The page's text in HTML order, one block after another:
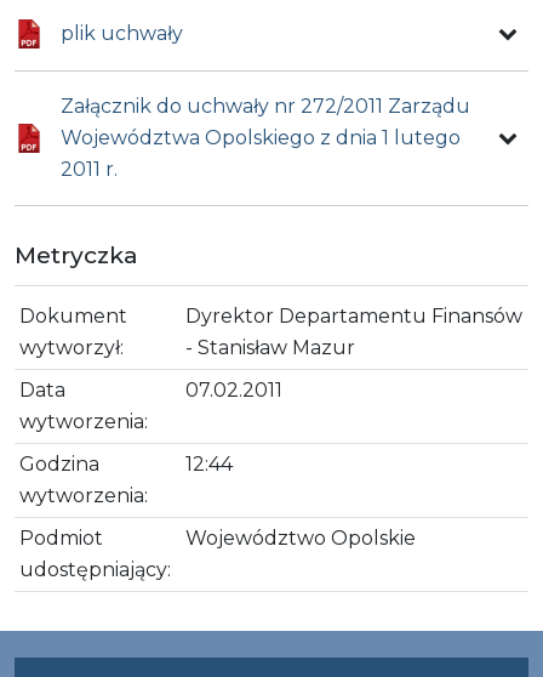
plik uchwały
Załącznik do uchwały nr 272/2011 Zarządu
Województwa Opolskiego z dnia 1 lutego
2011 r.
Metryczka
Dokument
wytworzył:
Dyrektor Departamentu Finansów
- Stanisław Mazur
Data
wytworzenia:
07.02.2011
Godzina
wytworzenia:
12:44
Podmiot
udostępniający:
Województwo Opolskie